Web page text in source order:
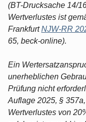
(BT-Drucksache 14/
Wertverlustes ist
FrankfurtNJW-RR
65, beck-online).
Ein
unerheblichen
Prüfung nicht
Auflage 2025, §
Wertverlustes von